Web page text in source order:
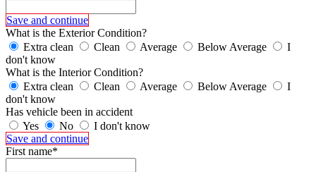
Save and continue
What is the Exterior Condition?
Extra clean
Clean Average Below Average
I
don't know
What is the Interior Condition?
Extra clean
Clean Average Below Average
I
don't know
Has vehicle been in accident
Yes
No
I don't know
Save and continue
First name*